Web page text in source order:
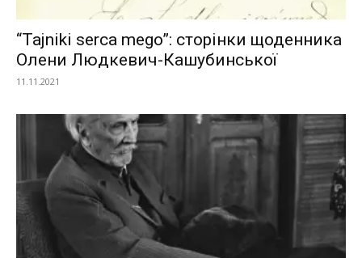
“Tajniki serca mego”: сторінки щоденника
Олени Людкевич-Кашубинської
11.11.2021